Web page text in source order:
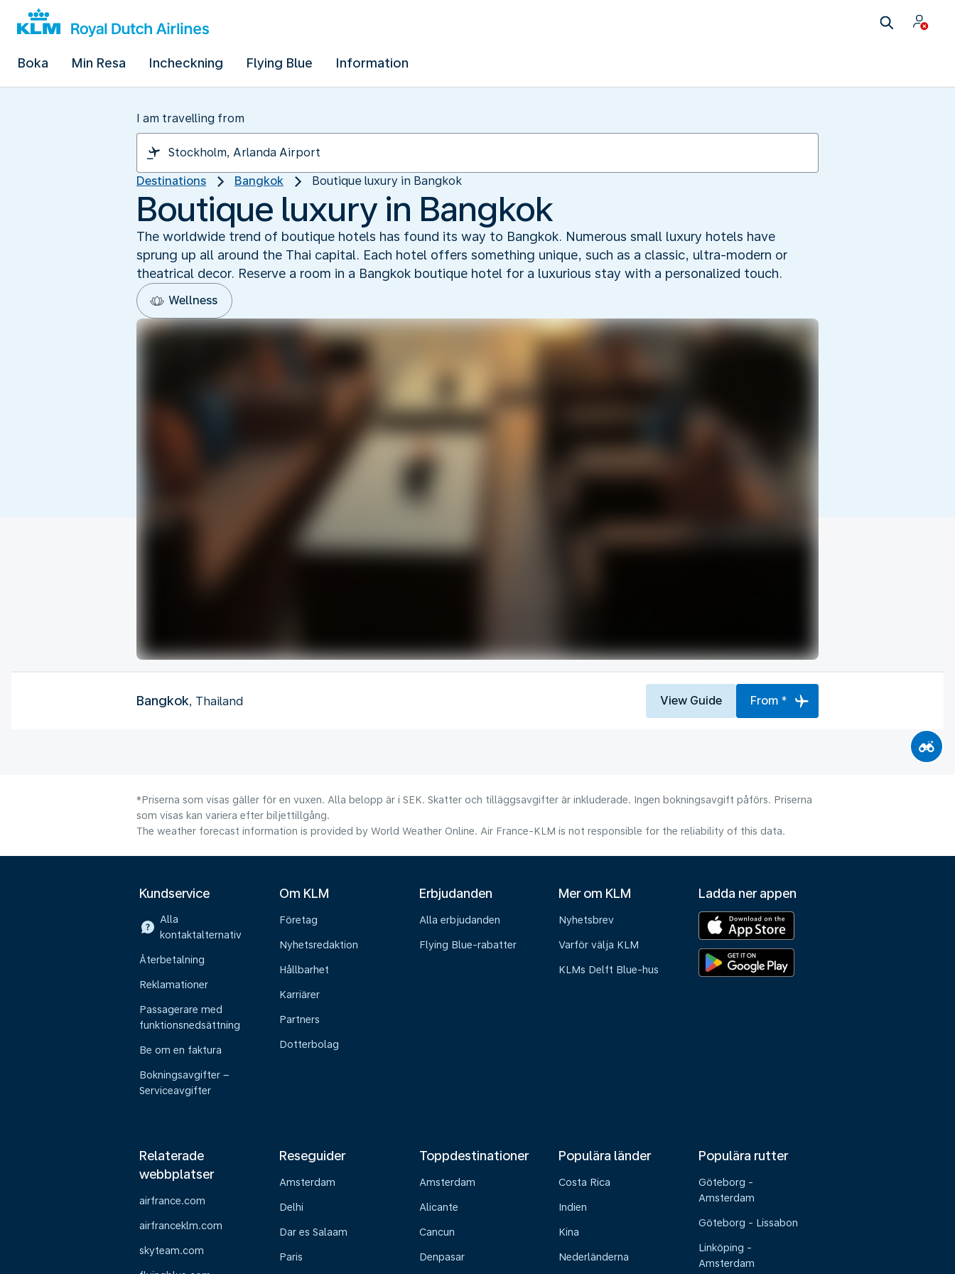
Boka Min Resa Incheckning Flying Blue Information
I am travelling from
Destinations Bangkok Boutique luxury in Bangkok
Boutique luxury in Bangkok
The worldwide trend of boutique hotels has found its way to Bangkok. Numerous small luxury hotels have
sprung up all around the Thai capital. Each hotel offers something unique, such as a classic, ultra-modern or
theatrical decor. Reserve a room in a Bangkok boutique hotel for a luxurious stay with a personalized touch.
Wellness
Bangkok, Thailand View Guide From *
*Priserna som visas gäller för en vuxen. Alla belopp är i SEK. Skatter och tilläggsavgifter är inkluderade. Ingen bokningsavgift påförs. Priserna
som visas kan variera efter biljettillgång.
The weather forecast information is provided by World Weather Online. Air France-KLM is not responsible for the reliability of this data.
Kundservice
Alla
kontaktalternativ
Återbetalning
Reklamationer
Passagerare med
funktionsnedsättning
Be om en faktura
Bokningsavgifter –
Serviceavgifter
Om KLM
Företag
Nyhetsredaktion
Hållbarhet
Karriärer
Partners
Dotterbolag
Erbjudanden
Alla erbjudanden
Flying Blue-rabatter
Mer om KLM
Nyhetsbrev
Varför välja KLM
KLMs Delft Blue-hus
Ladda ner appen
Relaterade
webbplatser
airfrance.com
airfranceklm.com
skyteam.com
Reseguider
Amsterdam
Delhi
Dar es Salaam
Paris
Toppdestinationer
Amsterdam
Alicante
Cancun
Denpasar
Populära länder
Costa Rica
Indien
Kina
Nederländerna
Populära rutter
Göteborg -
Amsterdam
Göteborg - Lissabon
Linköping -
Amsterdam